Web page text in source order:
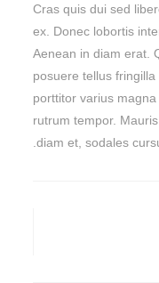
Cras quis dui sed
ex. Donec lobortis
Aenean in diam erat.
posuere tellus
porttitor varius
rutrum tempor.
diam et, sodales